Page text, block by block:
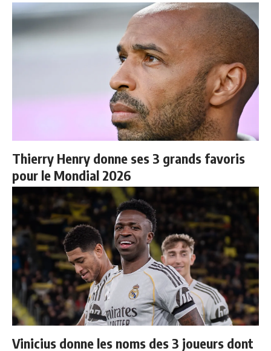
Thierry Henry donne ses 3 grands favoris
pour le Mondial 2026
Vinicius donne les noms des 3 joueurs dont